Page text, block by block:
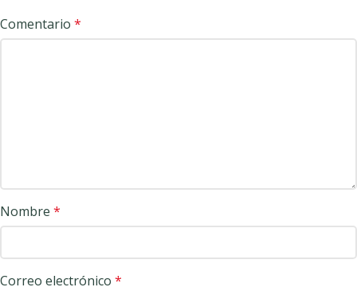
Comentario *
Nombre *
Correo electrónico *